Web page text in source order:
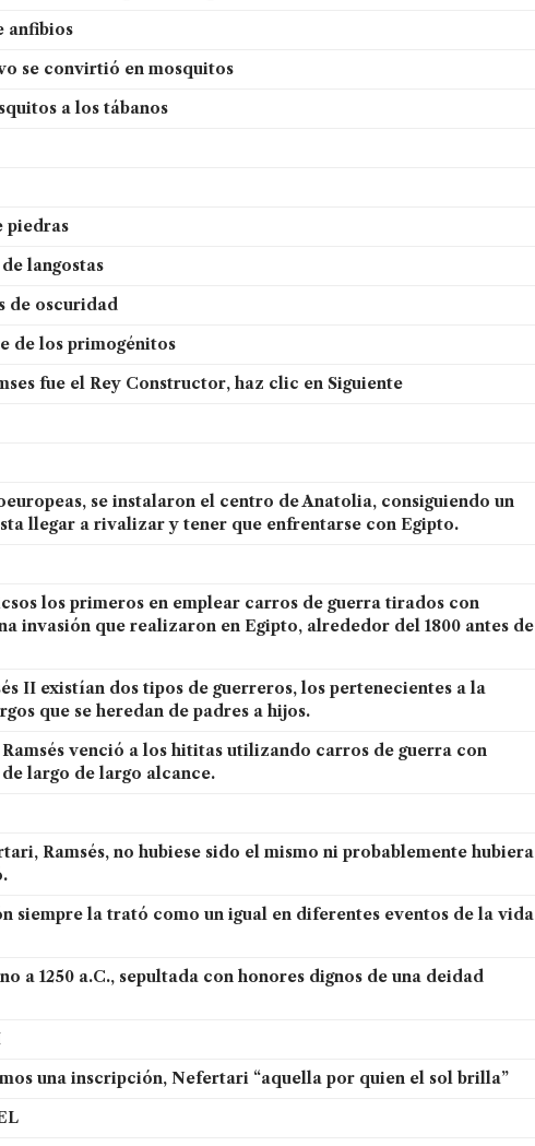
anfibios
se convirtió en mosquitos
a los tábanos
piedras
langostas
de oscuridad
de los primogénitos
fue el Rey Constructor, haz clic en Siguiente
se instalaron el centro de Anatolia, consiguiendo un
llegar a rivalizar y tener que enfrentarse con Egipto.
los primeros en emplear carros de guerra tirados con
invasión que realizaron en Egipto, alrededor del 1800 antes de
II existían dos tipos de guerreros, los pertenecientes a la
que se heredan de padres a hijos.
venció a los hititas utilizando carros de guerra con
largo de largo alcance.
Ramsés, no hubiese sido el mismo ni probablemente hubiera
siempre la trató como un igual en diferentes eventos de la vida
a 1250 a.C., sepultada con honores dignos de una deidad
una inscripción, Nefertari “aquella por quien el sol brilla”